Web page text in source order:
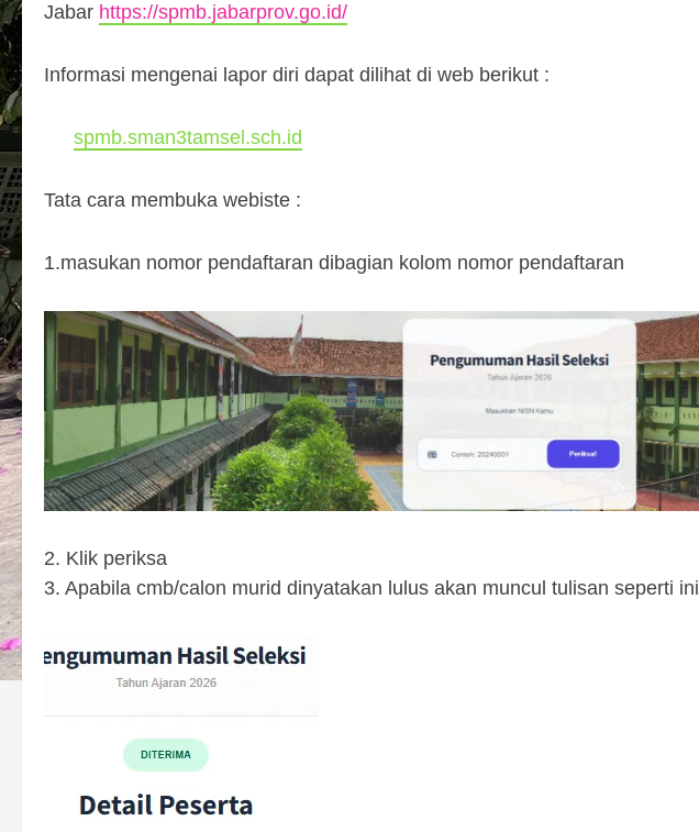
Jabar https://spmb.jabarprov.go.id/
Informasi mengenai lapor diri dapat dilihat di web berikut :
spmb.sman3tamsel.sch.id
Tata cara membuka webiste :
1.masukan nomor pendaftaran dibagian kolom nomor pendaftaran
2. Klik periksa
3. Apabila cmb/calon murid dinyatakan lulus akan muncul tulisan seperti ini